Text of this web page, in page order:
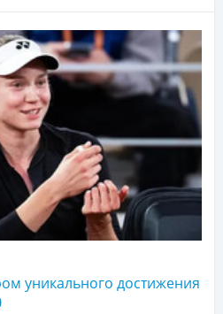
уникального достижения